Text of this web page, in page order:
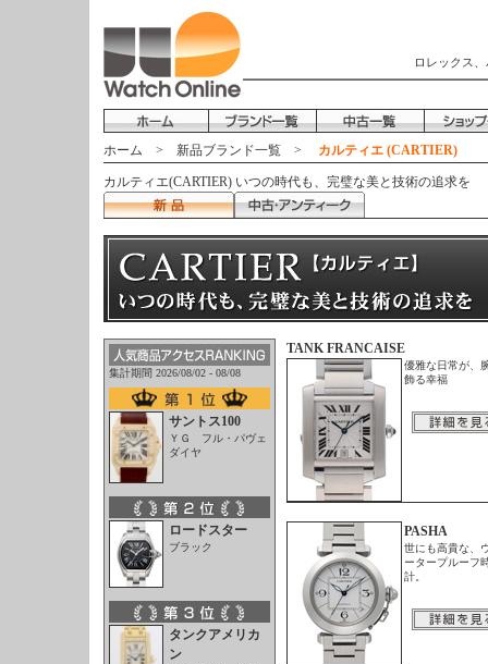
ロレックス
ホーム > 新品ブランド一覧 > カルティエ (CARTIER)
カルティエ(CARTIER) いつの時代も、完璧な美と技術の追求を
集計期間 2026/08/02 - 08/08
サントス100
ＹＧ フル・パヴェ
ダイヤ
ロードスター
ブラック
タンクアメリカ
ン
TANK FRANCAISE
優雅な日常が、
飾る幸福
PASHA
世にも高貴な、
ータープルーフ
計。